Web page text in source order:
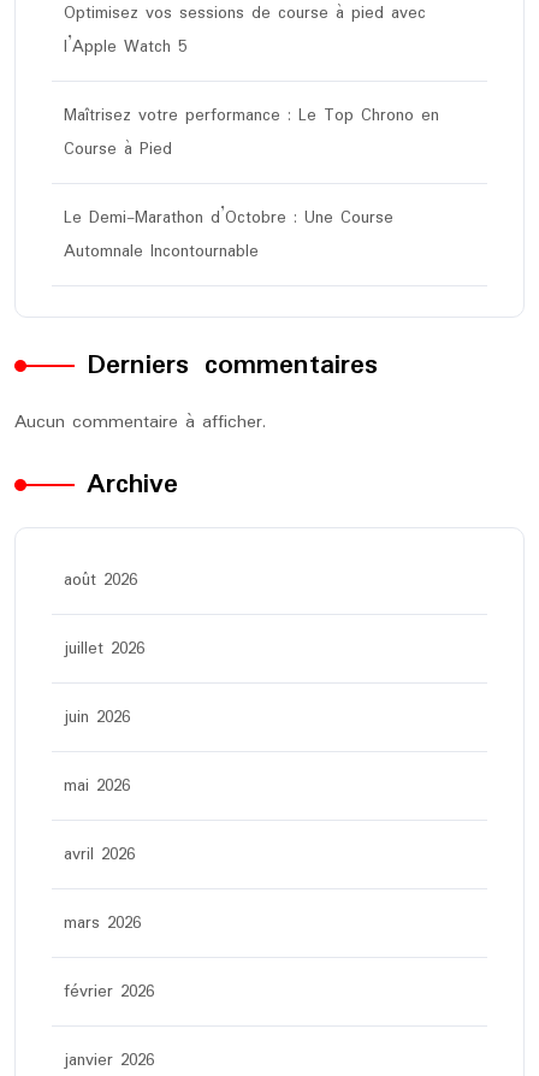
Optimisez vos sessions de course à pied avec
l’Apple Watch 5
Maîtrisez votre performance : Le Top Chrono en
Course à Pied
Le Demi-Marathon d’Octobre : Une Course
Automnale Incontournable
Derniers commentaires
Aucun commentaire à afficher.
Archive
août 2026
juillet 2026
juin 2026
mai 2026
avril 2026
mars 2026
février 2026
janvier 2026